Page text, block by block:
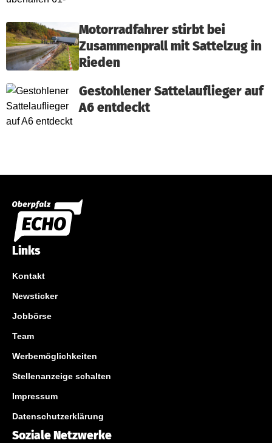
Motorradfahrer stirbt bei
Zusammenprall mit Sattelzug in
Rieden
Gestohlener Sattelauflieger auf
A6 entdeckt
Links
Kontakt
Newsticker
Jobbörse
Team
Werbemöglichkeiten
Stellenanzeige schalten
Impressum
Datenschutzerklärung
Soziale Netzwerke